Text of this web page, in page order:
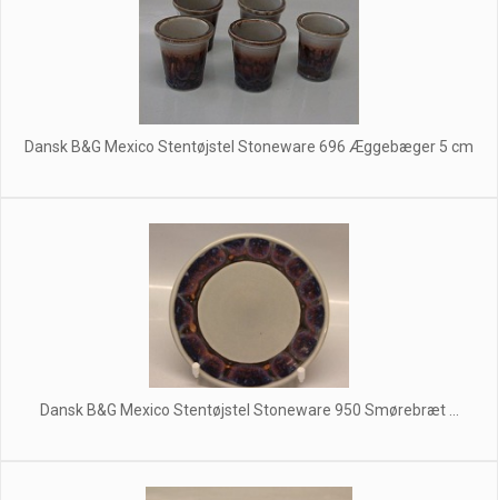
Dansk B&G Mexico Stentøjstel Stoneware 696 Æggebæger 5 cm
Dansk B&G Mexico Stentøjstel Stoneware 950 Smørebræt ...